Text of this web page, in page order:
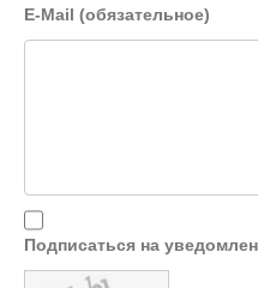
E-Mail (обязательное)
Подписаться на